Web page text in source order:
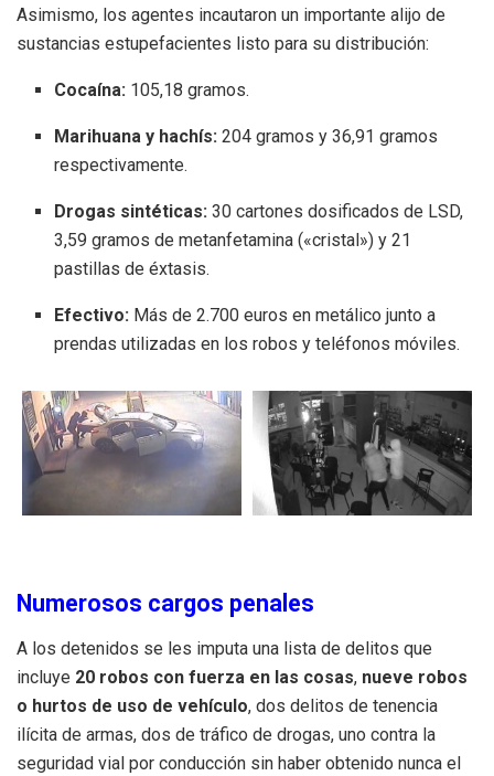
Asimismo, los agentes incautaron un importante alijo de
sustancias estupefacientes listo para su distribución:
Cocaína: 105,18 gramos.
Marihuana y hachís: 204 gramos y 36,91 gramos
respectivamente.
Drogas sintéticas: 30 cartones dosificados de LSD,
3,59 gramos de metanfetamina («cristal») y 21
pastillas de éxtasis.
Efectivo: Más de 2.700 euros en metálico junto a
prendas utilizadas en los robos y teléfonos móviles.
Numerosos cargos penales
A los detenidos se les imputa una lista de delitos que
incluye 20 robos con fuerza en las cosas, nueve robos
o hurtos de uso de vehículo, dos delitos de tenencia
ilícita de armas, dos de tráfico de drogas, uno contra la
seguridad vial por conducción sin haber obtenido nunca el